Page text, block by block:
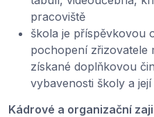
pracoviště
škola je příspěvkovou
pochopení zřizovatele
získané doplňkovou
vybavenosti školy a
Kádrové a organizační